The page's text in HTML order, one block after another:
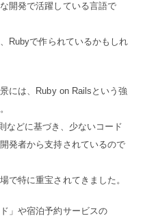
開発で活躍している言語で
Rubyで作られているかもしれ
には、Ruby on Railsという強
などに基づき、少ないコード
発者から支持されているので
で特に重宝されてきました。
」や宿泊予約サービスの